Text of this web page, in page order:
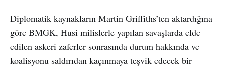
Diplomatik kaynakların Martin Griffiths’ten aktardığına
göre BMGK, Husi milislerle yapılan savaşlarda elde
edilen askeri zaferler sonrasında durum hakkında ve
koalisyonu saldırıdan kaçınmaya teşvik edecek bir